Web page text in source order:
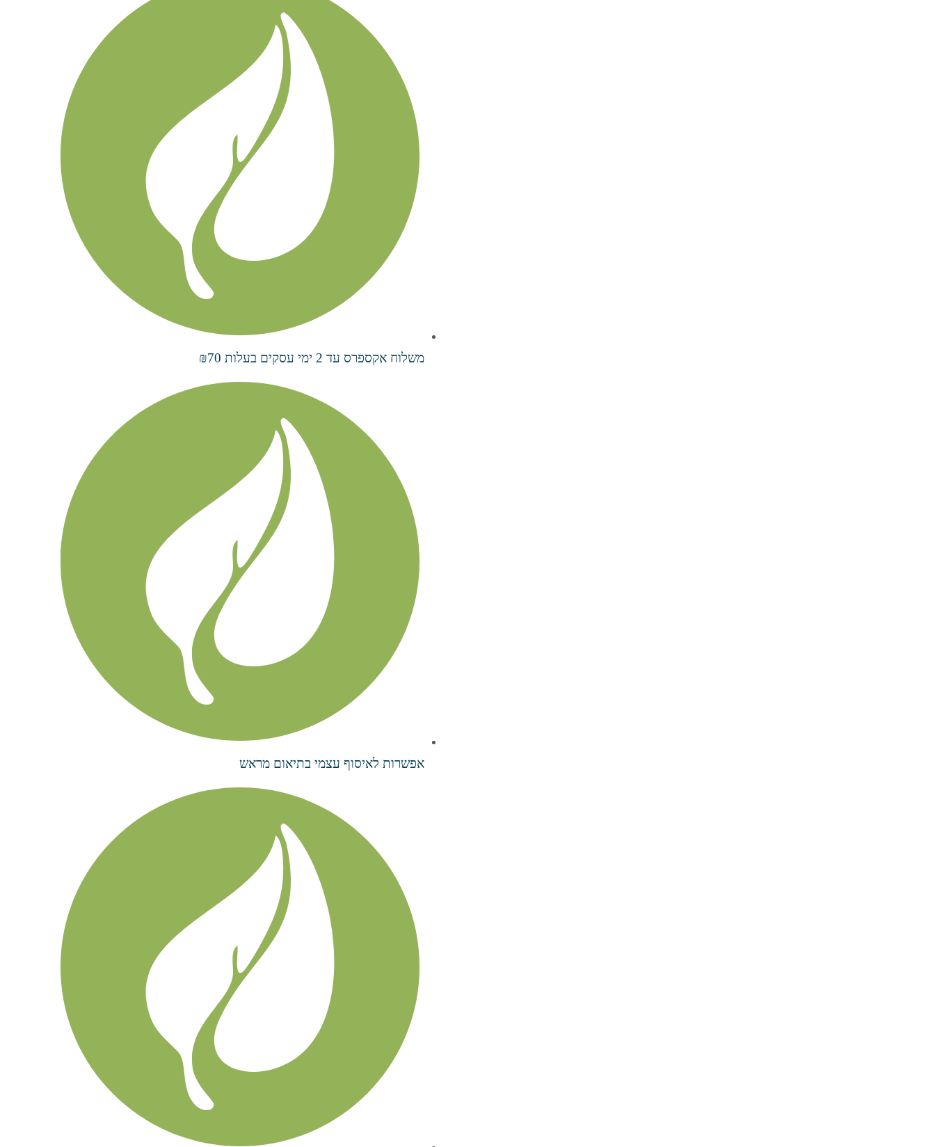
משלוח אקספרס עד 2 ימי עסקים בעלות ₪70
אפשרות לאיסוף עצמי בתיאום מראש